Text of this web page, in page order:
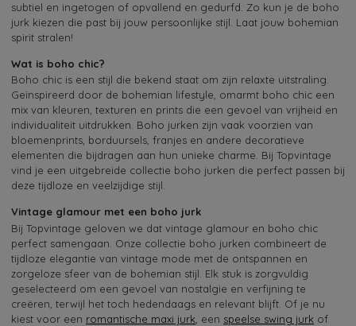
subtiel en ingetogen of opvallend en gedurfd. Zo kun je de boho
jurk kiezen die past bij jouw persoonlijke stijl. Laat jouw bohemian
spirit stralen!
Wat is boho chic?
Boho chic is een stijl die bekend staat om zijn relaxte uitstraling.
Geïnspireerd door de bohemian lifestyle, omarmt boho chic een
mix van kleuren, texturen en prints die een gevoel van vrijheid en
individualiteit uitdrukken. Boho jurken zijn vaak voorzien van
bloemenprints, borduursels, franjes en andere decoratieve
elementen die bijdragen aan hun unieke charme. Bij Topvintage
vind je een uitgebreide collectie boho jurken die perfect passen bij
deze tijdloze en veelzijdige stijl.
Vintage glamour met een boho jurk
Bij Topvintage geloven we dat vintage glamour en boho chic
perfect samengaan. Onze collectie boho jurken combineert de
tijdloze elegantie van vintage mode met de ontspannen en
zorgeloze sfeer van de bohemian stijl. Elk stuk is zorgvuldig
geselecteerd om een gevoel van nostalgie en verfijning te
creëren, terwijl het toch hedendaags en relevant blijft. Of je nu
kiest voor een romantische maxi jurk , een speelse swing jurk of